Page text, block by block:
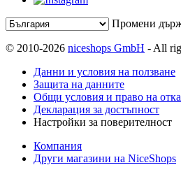
Промени
© 2010-2026 niceshops GmbH - All
Данни и условия на ползване
Защита на данните
Общи условия и право на
Декларация за достъпност
Настройки за поверителност
Компания
Други магазини на NiceShops